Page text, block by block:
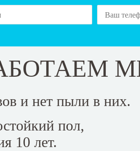
и нет пыли в них.
пол,
10 лет.